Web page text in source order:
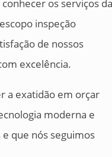
os serviços da
inspeção
de nossos
excelência.
a exatidão em orçar
moderna e
que nós seguimos